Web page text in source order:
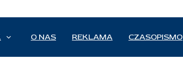
O NAS REKLAMA CZASOPISMO